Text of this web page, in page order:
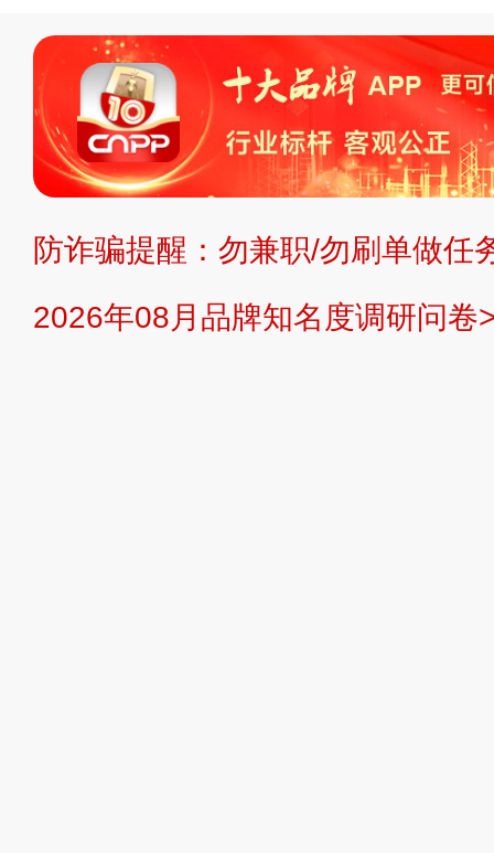
标、LOGO 等）知识产权归本站所
复制、转载、商用。本站不生产产
不代理、不招商、不提供中介服务。
持投资购买的观点或意见，页面信息
提交说明： 快速提交发布>> 提交品
防诈骗提醒：勿兼职/勿刷单做任
2026年08月品牌知名度调研问卷